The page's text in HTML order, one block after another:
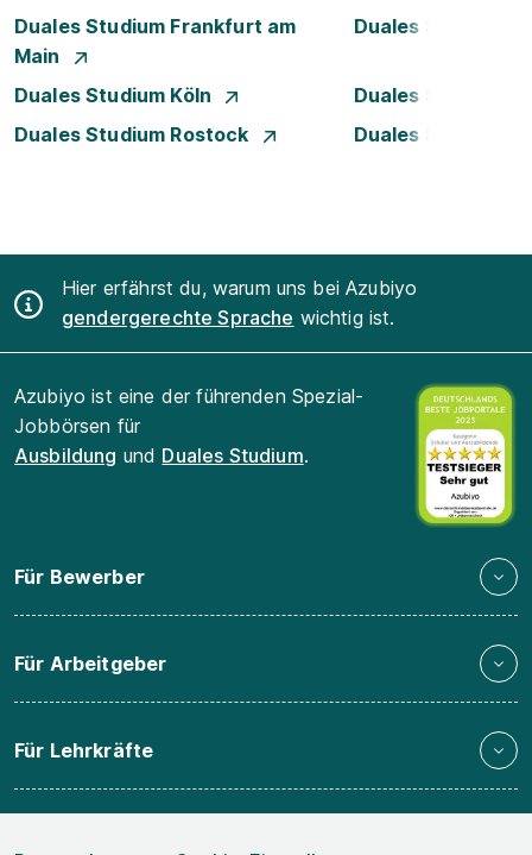
Duales Studium Frankfurt am
Main
Duales Studium
Duales Studium Köln
Duales Studium
Duales Studium Rostock
Duales Studium
Hier erfährst du, warum uns bei Azubiyo
gendergerechte Sprache wichtig ist.
Azubiyo ist eine der führenden Spezial-
Jobbörsen für
Ausbildung und Duales Studium.
Für Bewerber
Für Arbeitgeber
Für Lehrkräfte